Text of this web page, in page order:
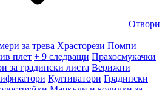
Отвори
за трева Храсторези Помпи
плет + 9 следващи Прахосмукачки
за градински листа Верижни
Култиватори Градински